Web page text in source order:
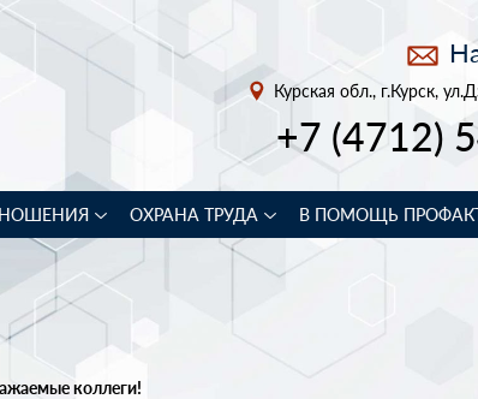
Курская обл., г.Курск,
+7 (4712)
ОХРАНА ТРУДА В ПОМОЩЬ
коллеги!